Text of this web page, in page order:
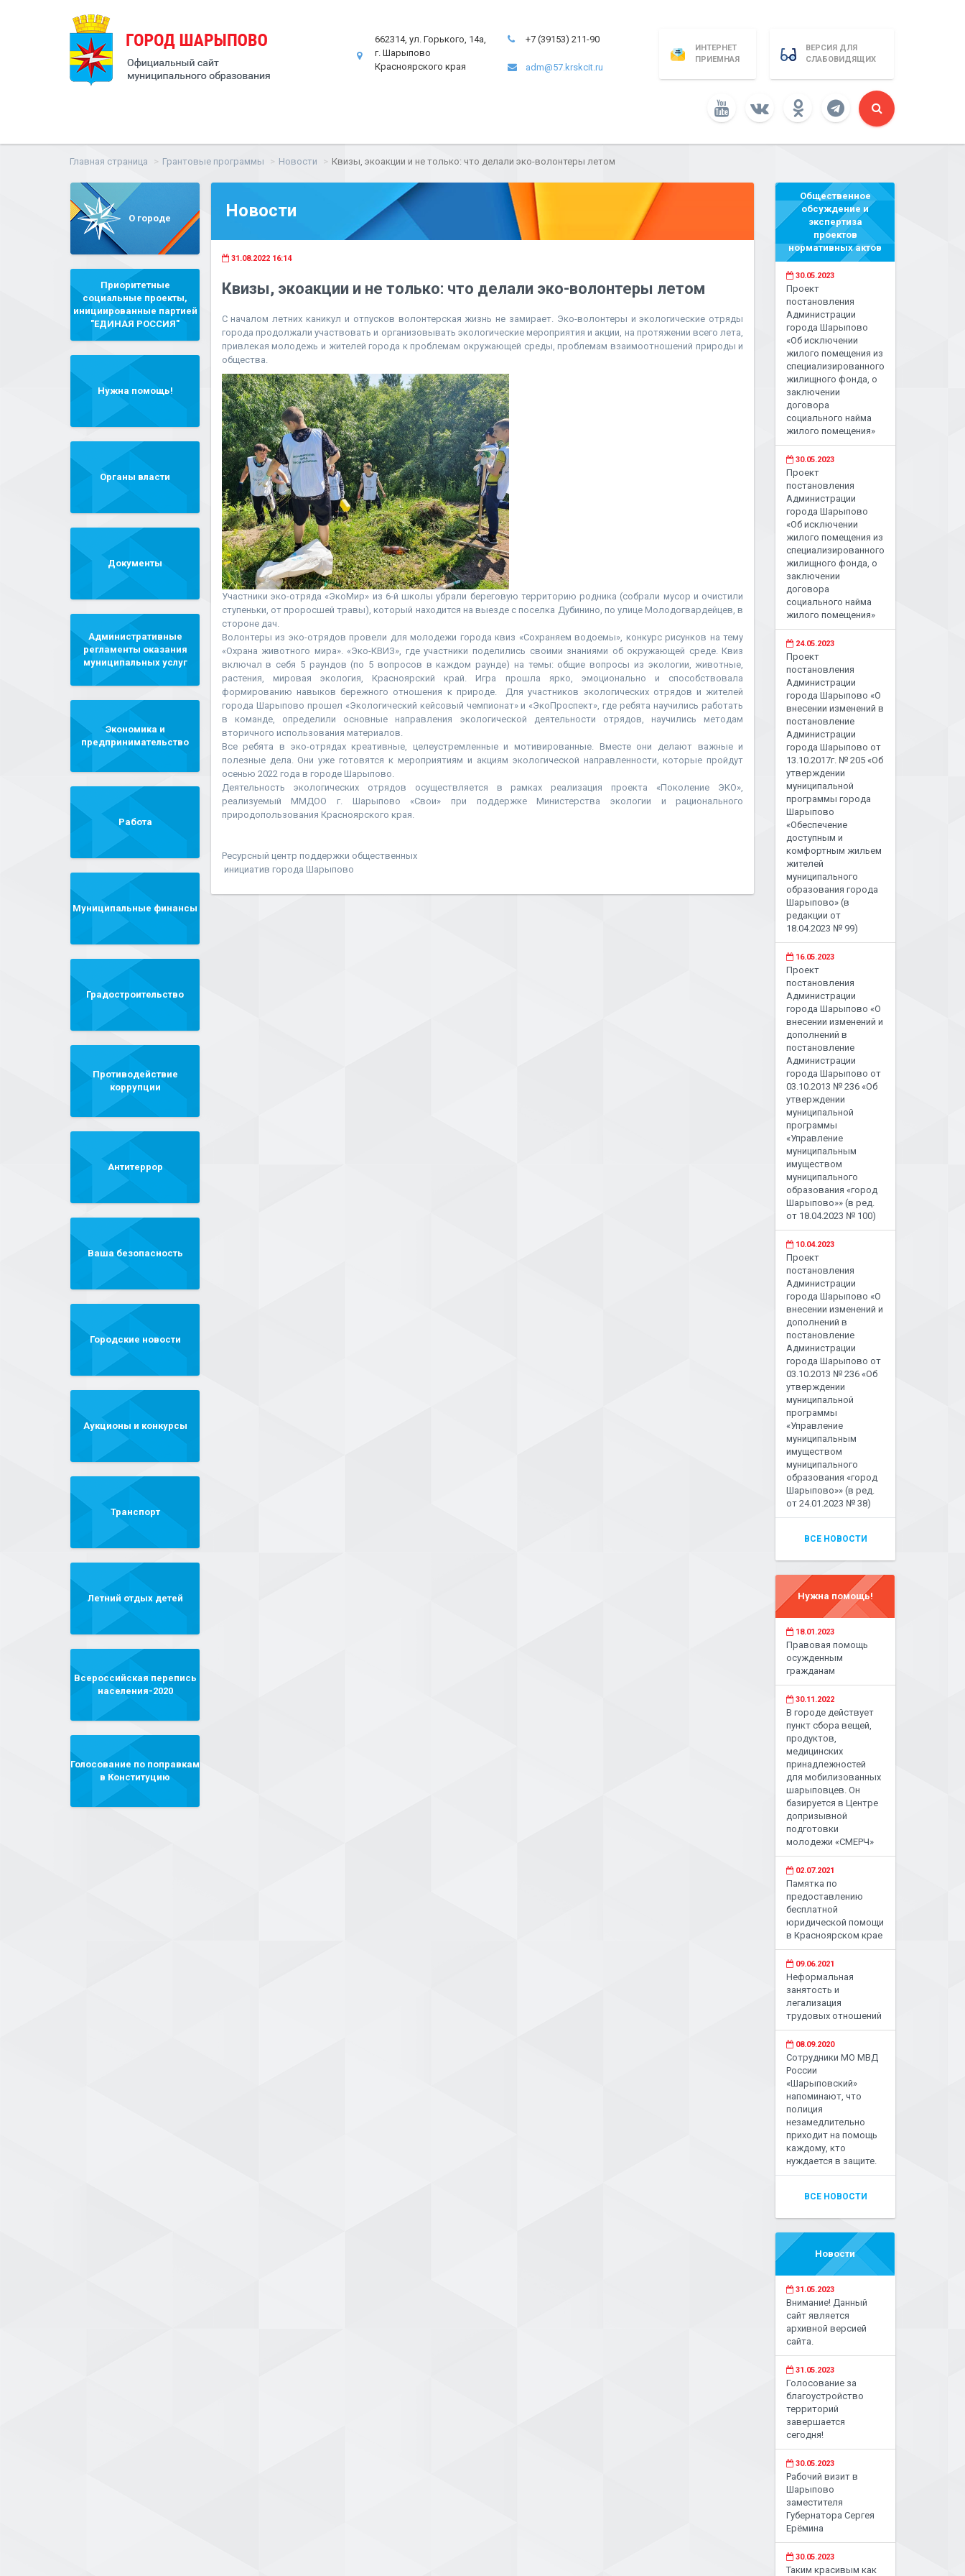
662314, ул. Горького, 14а,
г. Шарыпово
Красноярского края
+7 (39153) 211-90
adm@57.krskcit.ru
ИНТЕРНЕТ
ПРИЕМНАЯ
ВЕРСИЯ ДЛЯ
СЛАБОВИДЯЩИХ
Главная страница Грантовые программы Новости Квизы, экоакции и не только: что делали эко-волонтеры летом
О городе
Приоритетные
социальные проекты,
инициированные партией
"ЕДИНАЯ РОССИЯ"
Нужна помощь!
Органы власти
Документы
Административные
регламенты оказания
муниципальных услуг
Экономика и
предпринимательство
Работа
Муниципальные финансы
Градостроительство
Противодействие
коррупции
Антитеррор
Ваша безопасность
Городские новости
Аукционы и конкурсы
Транспорт
Летний отдых детей
Всероссийская перепись
населения-2020
Голосование по поправкам
в Конституцию
Новости
31.08.2022 16:14
Квизы, экоакции и не только: что делали эко-волонтеры летом
С началом летних каникул и отпусков волонтерская жизнь не замирает. Эко-волонтеры и экологические отряды
города продолжали участвовать и организовывать экологические мероприятия и акции, на протяжении всего лета,
привлекая молодежь и жителей города к проблемам окружающей среды, проблемам взаимоотношений природы и
общества.
Участники эко-отряда «ЭкоМир» из 6-й школы убрали береговую территорию родника (собрали мусор и очистили
ступеньки, от проросшей травы), который находится на выезде с поселка Дубинино, по улице Молодогвардейцев, в
стороне дач.
Волонтеры из эко-отрядов провели для молодежи города квиз «Сохраняем водоемы», конкурс рисунков на тему
«Охрана животного мира». «Эко-КВИЗ», где участники поделились своими знаниями об окружающей среде. Квиз
включал в себя 5 раундов (по 5 вопросов в каждом раунде) на темы: общие вопросы из экологии, животные,
растения, мировая экология, Красноярский край. Игра прошла ярко, эмоционально и способствовала
формированию навыков бережного отношения к природе. Для участников экологических отрядов и жителей
города Шарыпово прошел «Экологический кейсовый чемпионат» и «ЭкоПроспект», где ребята научились работать
в команде, определили основные направления экологической деятельности отрядов, научились методам
вторичного использования материалов.
Все ребята в эко-отрядах креативные, целеустремленные и мотивированные. Вместе они делают важные и
полезные дела. Они уже готовятся к мероприятиям и акциям экологической направленности, которые пройдут
осенью 2022 года в городе Шарыпово.
Деятельность экологических отрядов осуществляется в рамках реализация проекта «Поколение ЭКО»,
реализуемый ММДОО г. Шарыпово «Свои» при поддержке Министерства экологии и рационального
природопользования Красноярского края.
Ресурсный центр поддержки общественных
инициатив города Шарыпово
Общественное
обсуждение и
экспертиза
проектов
нормативных актов
30.05.2023
Проект
постановления
Администрации
города Шарыпово
«Об исключении
жилого помещения из
специализированного
жилищного фонда, о
заключении
договора
социального найма
жилого помещения»
30.05.2023
Проект
постановления
Администрации
города Шарыпово
«Об исключении
жилого помещения из
специализированного
жилищного фонда, о
заключении
договора
социального найма
жилого помещения»
24.05.2023
Проект
постановления
Администрации
города Шарыпово «О
внесении изменений в
постановление
Администрации
города Шарыпово от
13.10.2017г. № 205 «Об
утверждении
муниципальной
программы города
Шарыпово
«Обеспечение
доступным и
комфортным жильем
жителей
муниципального
образования города
Шарыпово» (в
редакции от
18.04.2023 № 99)
16.05.2023
Проект
постановления
Администрации
города Шарыпово «О
внесении изменений и
дополнений в
постановление
Администрации
города Шарыпово от
03.10.2013 № 236 «Об
утверждении
муниципальной
программы
«Управление
муниципальным
имуществом
муниципального
образования «город
Шарыпово»» (в ред.
от 18.04.2023 № 100)
10.04.2023
Проект
постановления
Администрации
города Шарыпово «О
внесении изменений и
дополнений в
постановление
Администрации
города Шарыпово от
03.10.2013 № 236 «Об
утверждении
муниципальной
программы
«Управление
муниципальным
имуществом
муниципального
образования «город
Шарыпово»» (в ред.
от 24.01.2023 № 38)
ВСЕ НОВОСТИ
Нужна помощь!
18.01.2023
Правовая помощь
осужденным
гражданам
30.11.2022
В городе действует
пункт сбора вещей,
продуктов,
медицинских
принадлежностей
для мобилизованных
шарыповцев. Он
базируется в Центре
допризывной
подготовки
молодежи «СМЕРЧ»
02.07.2021
Памятка по
предоставлению
бесплатной
юридической помощи
в Красноярском крае
09.06.2021
Неформальная
занятость и
легализация
трудовых отношений
08.09.2020
Сотрудники МО МВД
России
«Шарыповский»
напоминают, что
полиция
незамедлительно
приходит на помощь
каждому, кто
нуждается в защите.
ВСЕ НОВОСТИ
Новости
31.05.2023
Внимание! Данный
сайт является
архивной версией
сайта.
31.05.2023
Голосование за
благоустройство
территорий
завершается
сегодня!
30.05.2023
Рабочий визит в
Шарыпово
заместителя
Губернатора Сергея
Ерёмина
30.05.2023
Таким красивым как